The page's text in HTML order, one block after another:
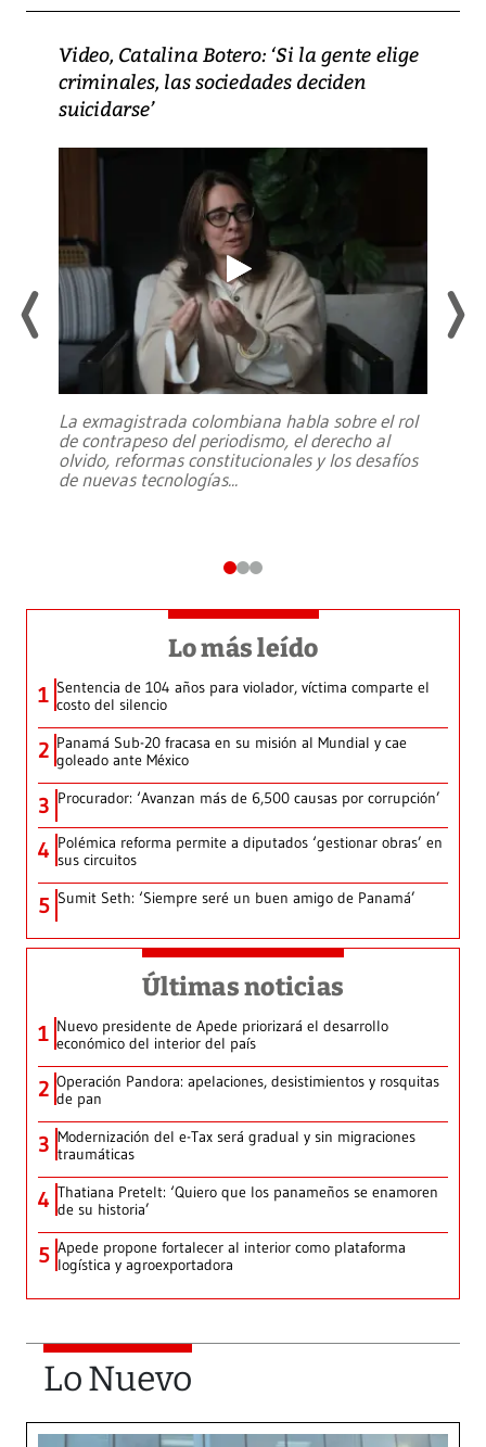
Video, Catalina Botero: ‘Si la gente elige
criminales, las sociedades deciden
suicidarse’
La exmagistrada colombiana habla sobre el rol
de contrapeso del periodismo, el derecho al
olvido, reformas constitucionales y los desafíos
de nuevas tecnologías...
Lo más leído
1 Sentencia de 104 años para violador, víctima comparte el
costo del silencio
2 Panamá Sub-20 fracasa en su misión al Mundial y cae
goleado ante México
3 Procurador: ‘Avanzan más de 6,500 causas por corrupción’
4 Polémica reforma permite a diputados ‘gestionar obras’ en
sus circuitos
5 Sumit Seth: ‘Siempre seré un buen amigo de Panamá’
Últimas noticias
1 Nuevo presidente de Apede priorizará el desarrollo
económico del interior del país
2 Operación Pandora: apelaciones, desistimientos y rosquitas
de pan
3 Modernización del e-Tax será gradual y sin migraciones
traumáticas
4 Thatiana Pretelt: ‘Quiero que los panameños se enamoren
de su historia’
5 Apede propone fortalecer al interior como plataforma
logística y agroexportadora
Lo Nuevo